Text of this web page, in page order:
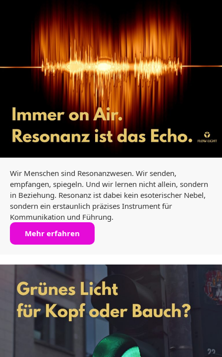
Wir Menschen sind Resonanzwesen. Wir senden,
empfangen, spiegeln. Und wir lernen nicht allein, sondern
in Beziehung. Resonanz ist dabei kein esoterischer Nebel,
sondern ein erstaunlich präzises Instrument für
Kommunikation und Führung.
Mehr erfahren